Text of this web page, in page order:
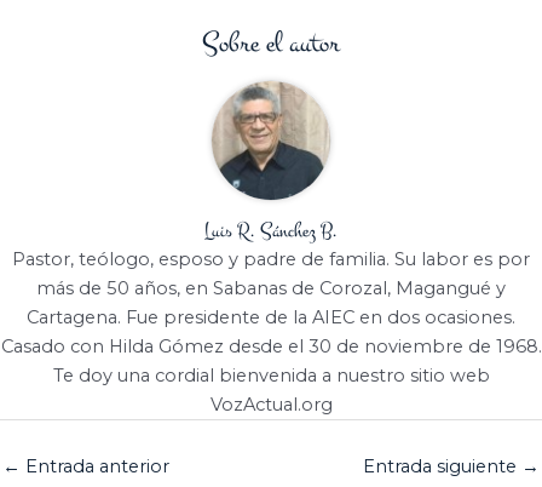
Sobre el autor
Luis R. Sánchez B.
Pastor, teólogo, esposo y padre de familia. Su labor es por
más de 50 años, en Sabanas de Corozal, Magangué y
Cartagena. Fue presidente de la AIEC en dos ocasiones.
Casado con Hilda Gómez desde el 30 de noviembre de 1968.
Te doy una cordial bienvenida a nuestro sitio web
VozActual.org
← Entrada anterior Entrada siguiente →